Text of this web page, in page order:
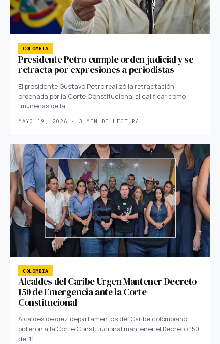
COLOMBIA
Presidente Petro cumple orden judicial y se
retracta por expresiones a periodistas
El presidente Gustavo Petro realizó la retractación
ordenada por la Corte Constitucional al calificar como
“muñecas de la…
MAYO 19, 2026 · 3 MIN DE LECTURA
COLOMBIA
Alcaldes del Caribe Urgen Mantener Decreto
150 de Emergencia ante la Corte
Constitucional
Alcaldes de diez departamentos del Caribe colombiano
pidieron a la Corte Constitucional mantener el Decreto 150
del 11…